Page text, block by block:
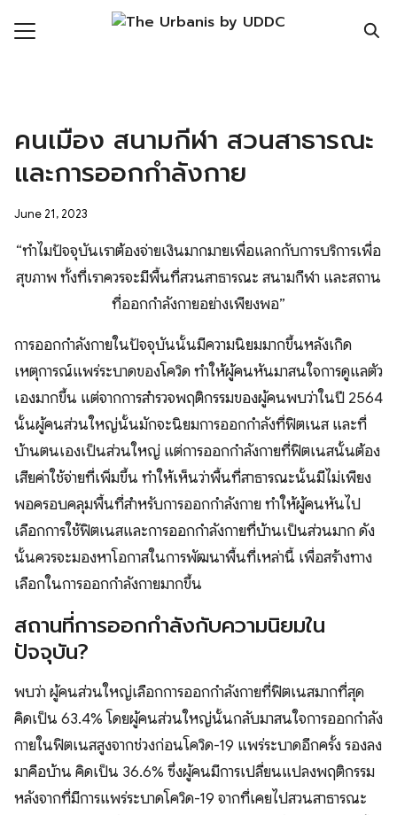
Realm
Data
คนเมือง สนามกีฬา สวนสาธารณะ
และการออกกำลังกาย
June 21, 2023
“ทำไมปัจจุบันเราต้องจ่ายเงินมากมายเพื่อแลกกับการบริการเพื่อ
สุขภาพ ทั้งที่เราควรจะมีพื้นที่สวนสาธารณะ สนามกีฬา และสถาน
ที่ออกกำลังกายอย่างเพียงพอ”
การออกกำลังกายในปัจจุบันนั้นมีความนิยมมากขึ้นหลังเกิด
เหตุการณ์แพร่ระบาดของโควิด ทำให้ผู้คนหันมาสนใจการดูแลตัว
เองมากขึ้น แต่จากการสำรวจพฤติกรรมของผู้คนพบว่าในปี 2564
นั้นผู้คนส่วนใหญ่นั้นมักจะนิยมการออกกำลังที่ฟิตเนส และที่
บ้านตนเองเป็นส่วนใหญ่ แต่การออกกำลังกายที่ฟิตเนสนั้นต้อง
เสียค่าใช้จ่ายที่เพิ่มขึ้น ทำให้เห็นว่าพื้นที่สาธารณะนั้นมีไม่เพียง
พอครอบคลุมพื้นที่สำหรับการออกกำลังกาย ทำให้ผู้คนหันไป
เลือกการใช้ฟิตเนสและการออกกำลังกายที่บ้านเป็นส่วนมาก ดัง
นั้นควรจะมองหาโอกาสในการพัฒนาพื้นที่เหล่านี้ เพื่อสร้างทาง
เลือกในการออกกำลังกายมากขึ้น
สถานที่การออกกำลังกับความนิยมใน
ปัจจุบัน?
พบว่า ผู้คนส่วนใหญ่เลือกการออกกำลังกายที่ฟิตเนสมากที่สุด
คิดเป็น 63.4% โดยผู้คนส่วนใหญ่นั้นกลับมาสนใจการออกกำลัง
กายในฟิตเนสสูงจากช่วงก่อนโควิด-19 แพร่ระบาดอีกครั้ง รองลง
มาคือบ้าน คิดเป็น 36.6% ซึ่งผู้คนมีการเปลี่ยนแปลงพฤติกรรม
หลังจากที่มีการแพร่ระบาดโควิด-19 จากที่เคยไปสวนสาธารณะ